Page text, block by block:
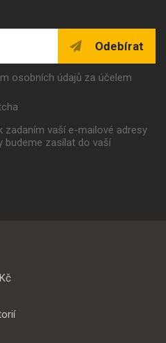
Odebírat
osobních údajů za účelem
zadaním vaší e-mailové adresy
budeme zasílat do vaší